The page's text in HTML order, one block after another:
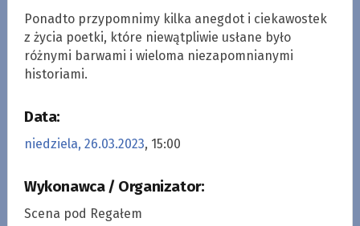
Ponadto przypomnimy kilka anegdot i ciekawostek
z życia poetki, które niewątpliwie usłane było
różnymi barwami i wieloma niezapomnianymi
historiami.
Data:
niedziela, 26.03.2023, 15:00
Wykonawca / Organizator:
Scena pod Regałem